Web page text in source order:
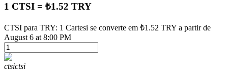
Futuros de USDT
Futuros usando USDT como garantia
1 CTSI = ₺1.52 TRY
CTSI para TRY: 1 Cartesi se converte em ₺1.52 TRY a partir de
August 6 at 8:00 PM
ctsictsi